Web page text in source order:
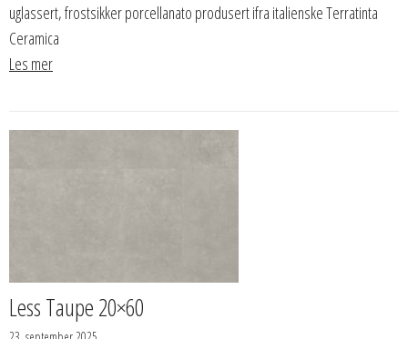
uglassert, frostsikker porcellanato produsert ifra italienske Terratinta
Ceramica
Les mer
Less Taupe 20×60